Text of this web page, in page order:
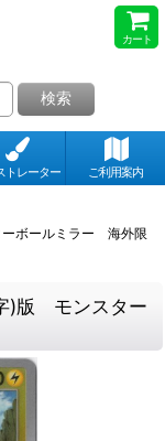
カート
検索
トレーター ご利用案内
ボールミラー 海外限
)版 モンスター